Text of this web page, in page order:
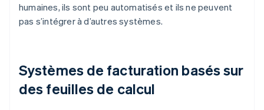
humaines, ils sont peu automatisés et ils ne peuvent
pas s’intégrer à d’autres systèmes.
Systèmes de facturation basés sur
des feuilles de calcul